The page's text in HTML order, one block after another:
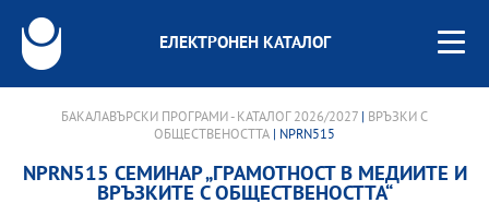
ЕЛЕКТРОНЕН КАТАЛОГ
БАКАЛАВЪРСКИ ПРОГРАМИ - КАТАЛОГ 2026/2027
ВРЪЗКИ С
ОБЩЕСТВЕНОСТТА | NPRN515
NPRN515 СЕМИНАР „ГРАМОТНОСТ В МЕДИИТЕ И
ВРЪЗКИТЕ С ОБЩЕСТВЕНОСТТА“